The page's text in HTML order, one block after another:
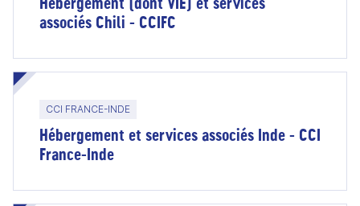
associés Chili - CCIFC
CCI FRANCE-INDE
Hébergement et services associés Inde - CCI
France-Inde